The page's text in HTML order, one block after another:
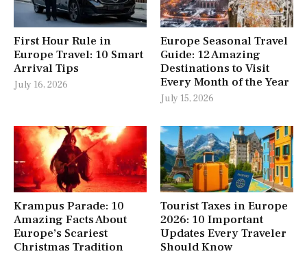
First Hour Rule in
Europe Travel: 10 Smart
Arrival Tips
July 16, 2026
Europe Seasonal Travel
Guide: 12 Amazing
Destinations to Visit
Every Month of the Year
July 15, 2026
Krampus Parade: 10
Amazing Facts About
Europe’s Scariest
Christmas Tradition
Tourist Taxes in Europe
2026: 10 Important
Updates Every Traveler
Should Know